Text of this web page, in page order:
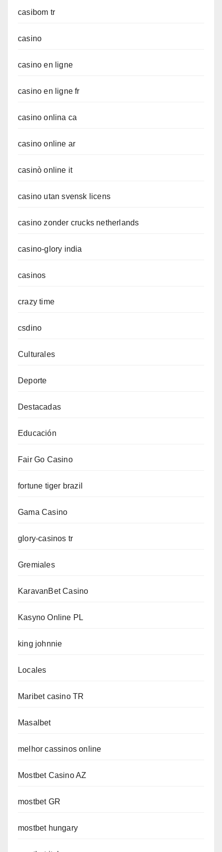
casibom tr
casino
casino en ligne
casino en ligne fr
casino onlina ca
casino online ar
casinò online it
casino utan svensk licens
casino zonder crucks netherlands
casino-glory india
casinos
crazy time
csdino
Culturales
Deporte
Destacadas
Educación
Fair Go Casino
fortune tiger brazil
Gama Casino
glory-casinos tr
Gremiales
KaravanBet Casino
Kasyno Online PL
king johnnie
Locales
Maribet casino TR
Masalbet
melhor cassinos online
Mostbet Casino AZ
mostbet GR
mostbet hungary